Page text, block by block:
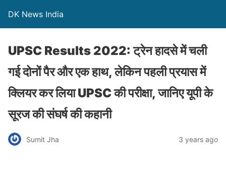
DK News India
UPSC Results 2022: ट्रेन हादसे में चली
गई दोनों पैर और एक हाथ, लेकिन पहली प्रयास में
क्लियर कर लिया UPSC की परीक्षा, जानिए यूपी के
सूरज की संघर्ष की कहानी
Sumit Jha 3 years ago